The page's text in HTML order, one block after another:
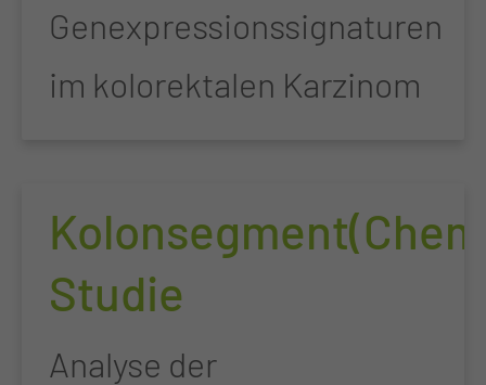
Genexpressionssignaturen
im kolorektalen Karzinom
Studie
Analyse der